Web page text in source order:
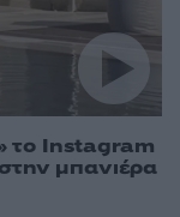
το Instagram
μπανιέρα